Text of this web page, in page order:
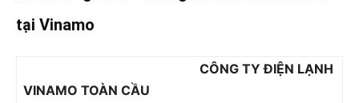
tại Vinamo
CÔNG TY ĐIỆN LẠNH
VINAMO TOÀN CẦU